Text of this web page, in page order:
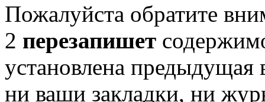
Пожалуйста обратите
2 перезапишет
установлена предыдущая
ни ваши закладки, ни